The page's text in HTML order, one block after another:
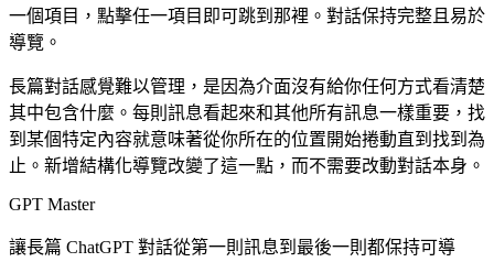
一個項目，點擊任一項目即可跳到那裡。對話保持完整且易於
導覽。
長篇對話感覺難以管理，是因為介面沒有給你任何方式看清楚
其中包含什麼。每則訊息看起來和其他所有訊息一樣重要，找
到某個特定內容就意味著從你所在的位置開始捲動直到找到為
止。新增結構化導覽改變了這一點，而不需要改動對話本身。
GPT Master
讓長篇 ChatGPT 對話從第一則訊息到最後一則都保持可導